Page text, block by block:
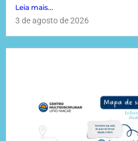
Leia mais...
3 de agosto de 2026